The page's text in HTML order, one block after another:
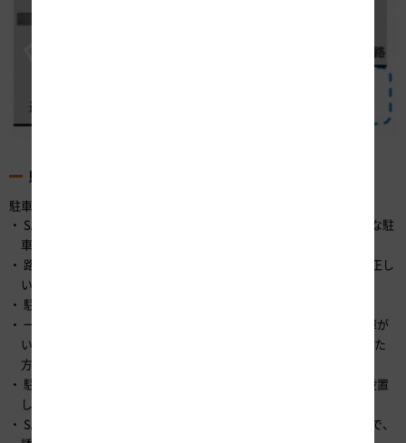
駐車マナーに関するお願い
駐車場の適正なご利用にご理解とご協力をお願いいたします。
SA・PAでは、駐車マスが車種ごとに決められていますので、適正な駐
車にご協力ください。
路肩やSA・PAの加減速車線は駐停車禁止です。案内表示に従って正し
い位置に停めてください。
駐車マス内に正しく停めてください。
一般の方の障がい者専用駐車マスへの駐車はご遠慮ください。（障が
い者専用駐車マスは、車いすを利用される方、高齢者、けがをされた
方や妊産婦の方など、歩行が困難な方のための駐車マスです。）
駐車場内での事故防止・安全確保のため、バス専用の駐車マスを設置
しています。バス以外の車両の利用はご遠慮ください。
SA・PA内は進行方向が決められています。逆走は大変危険ですので、